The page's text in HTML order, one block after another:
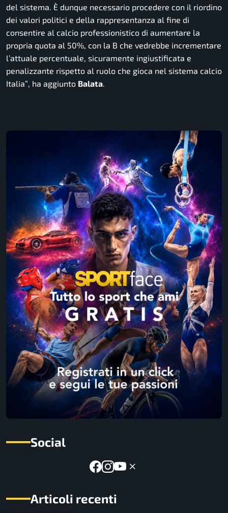
del sistema. È dunque necessario procedere con il riordino
dei valori politici e della rappresentanza al fine di
consentire al calcio professionistico di aumentare la
propria quota al 50%, con la B che vedrebbe incrementare
l’attuale percentuale, sicuramente ingiustificata e
penalizzante rispetto al ruolo che gioca nel sistema calcio
Italia” , ha aggiunto Balata
Social
Articoli recenti